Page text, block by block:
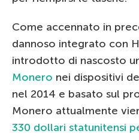
Come accennato in
dannoso integrato con
introdotto di nascosto
Monero nei dispositivi
nel 2014 e basato sul
Monero attualmente
330 dollari statunitensi